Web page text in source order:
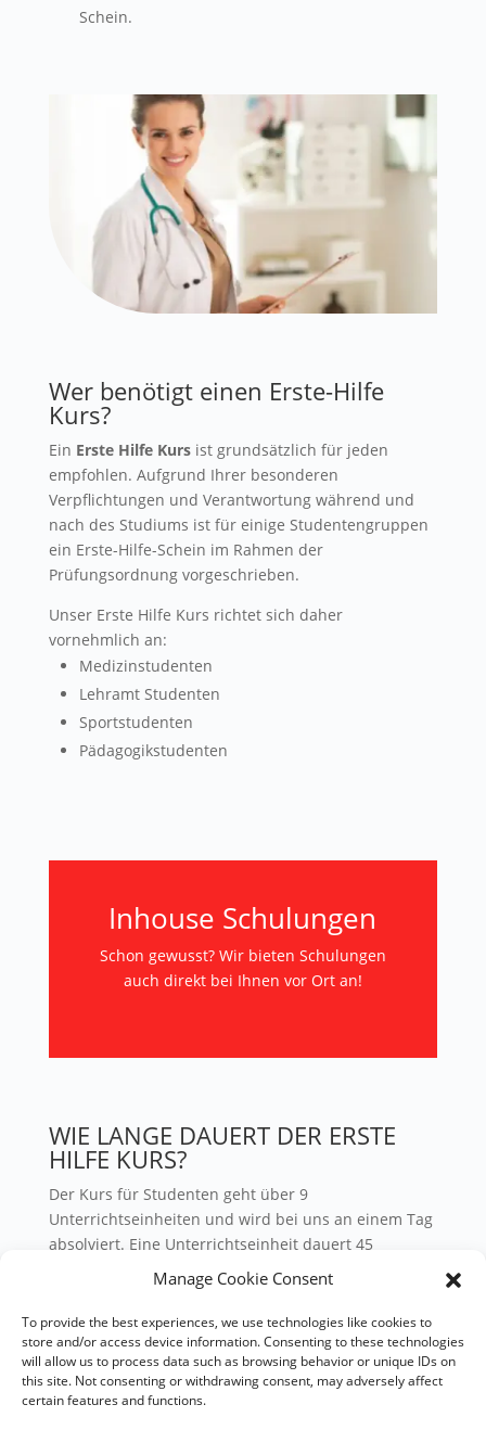
Manage Cookie Consent
To provide the best experiences, we use technologies like cookies to
store and/or access device information. Consenting to these technologies
will allow us to process data such as browsing behavior or unique IDs on
this site. Not consenting or withdrawing consent, may adversely affect
certain features and functions.
Schein.
Wer benötigt einen Erste-Hilfe
Kurs?
Ein Erste Hilfe Kursist grundsätzlich für jeden
empfohlen. Aufgrund Ihrer besonderen
Verpflichtungen und Verantwortung während und
nach des Studiums ist für einige Studentengruppen
ein Erste-Hilfe-Schein im Rahmen der
Prüfungsordnung vorgeschrieben.
Unser Erste Hilfe Kurs richtet sich daher
vornehmlich an:
Medizinstudenten
Lehramt Studenten
Sportstudenten
Pädagogikstudenten
Inhouse Schulungen
Schon gewusst? Wir bieten Schulungen
auch direkt bei Ihnen vor Ort an!
WIE LANGE DAUERT DER ERSTE
HILFE KURS?
Der Kurs für Studenten geht über 9
Unterrichtseinheiten und wird bei uns an einem Tag
absolviert. Eine Unterrichtseinheit dauert 45
Minuten. Da wir für einen entspannten Kurstag mit
Pausen sorgen wollen dauert der Kurs insgesamt 7,5
Stunden inklusive Pausen.
Die Dauer des Erste-Hilfe-Kurses:
9 Unterrichtsstunden über jeweils 45 Minuten